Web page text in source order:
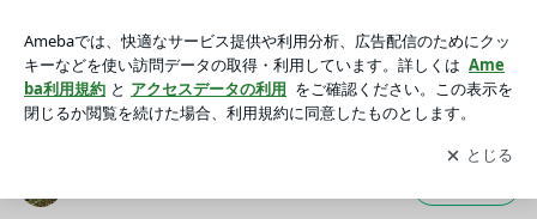
アプリをダウンロードして ブログの更新通知
を受け取りまし
ょう。
開く